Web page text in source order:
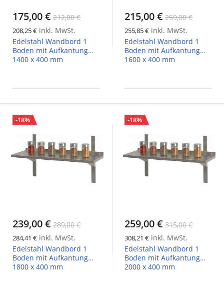
175,00 € 212,00 €
208,25 € inkl. MwSt.
Edelstahl Wandbord 1
Boden mit Aufkantung
1400 x 400 mm
215,00 € 259,00 €
255,85 € inkl. MwSt.
Edelstahl Wandbord 1
Boden mit Aufkantung
1600 x 400 mm
-18%
239,00 € 289,00 €
284,41 € inkl. MwSt.
Edelstahl Wandbord 1
Boden mit Aufkantung
1800 x 400 mm
-18%
259,00 € 315,00 €
308,21 € inkl. MwSt.
Edelstahl Wandbord 1
Boden mit Aufkantung
2000 x 400 mm